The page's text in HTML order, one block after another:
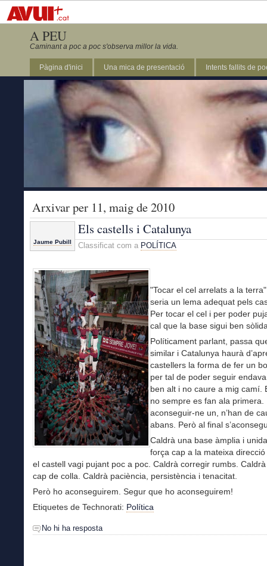
A PEU
Caminant a poc a poc s'observa millor la vida.
Pàgina d'inici Una mica de presentació Intents fallits de
Arxivar per 11, maig de 2010
Jaume Pubill
Els castells i Catalunya
Classificat com a POLÍTICA
"Tocar el cel arrelats a la
seria un lema adequat pels
Per tocar el cel i per poder
cal que la base sigui ben
Políticament parlant, passa
similar i Catalunya haurà
castellers la forma de fer un
per tal de poder seguir
ben alt i no caure a mig camí.
no sempre es fan ala primera.
aconseguir-ne un, n’han de
abans. Però al final
Caldrà una base àmplia i
força cap a la mateixa
el castell vagi pujant poc a poc. Caldrà corregir rumbs.
cap de colla. Caldrà paciència, persistència i tenacitat.
Però ho aconseguirem. Segur que ho aconseguirem!
Etiquetes de Technorati: Política
No hi ha resposta